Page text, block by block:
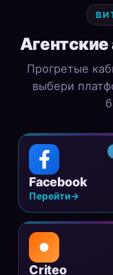
Прогретые
выбери
Facebook
Перейти→
Criteo